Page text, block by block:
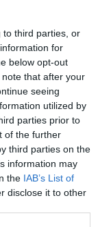
to third parties, or
for
below opt-out
that after your
seeing
utilized by
parties prior to
of the further
third parties on the
information may
the IAB’s List of
disclose it to other
trabajo
SANCHISTA
La
meses la
el
la UCO